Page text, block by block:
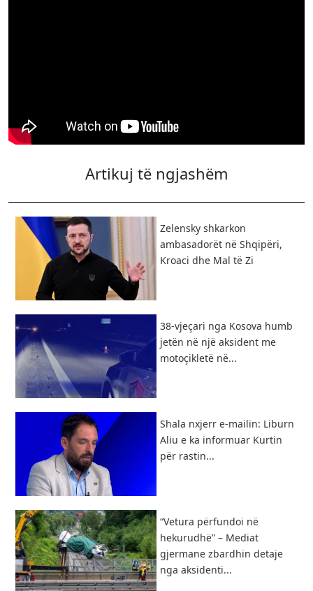
Artikuj të ngjashëm
Zelensky shkarkon
ambasadorët në Shqipëri,
Kroaci dhe Mal të Zi
38-vjeçari nga Kosova humb
jetën në një aksident me
motoçikletë në...
Shala nxjerr e-mailin: Liburn
Aliu e ka informuar Kurtin
për rastin...
“Vetura përfundoi në
hekurudhë” – Mediat
gjermane zbardhin detaje
nga aksidenti...